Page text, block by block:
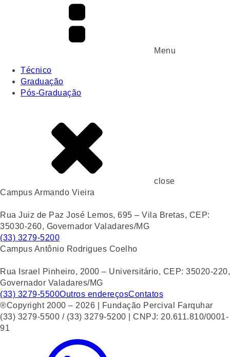
Menu
Técnico
Graduação
Pós-Graduação
close
Campus Armando Vieira
Rua Juiz de Paz José Lemos, 695 – Vila Bretas, CEP:
35030-260, Governador Valadares/MG
(33) 3279-5200
Campus Antônio Rodrigues Coelho
Rua Israel Pinheiro, 2000 – Universitário, CEP: 35020-220,
Governador Valadares/MG
(33) 3279-5500Outros endereçosContatos
®Copyright 2000 – 2026 | Fundação Percival Farquhar
(33) 3279-5500 / (33) 3279-5200 | CNPJ: 20.611.810/0001-
91